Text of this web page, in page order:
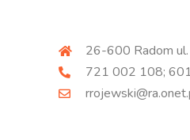
26-600 Radom
721 002 108;